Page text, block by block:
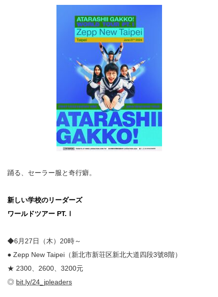
踊る、セーラー服と奇行癖。
新しい学校のリーダーズ
ワールドツアー PT.Ⅰ
◆6月27日（木）20時～
● Zepp New Taipei（新北市新荘区新北大道四段3號8階）
★ 2300、2600、3200元
◎ bit.ly/24_jpleaders